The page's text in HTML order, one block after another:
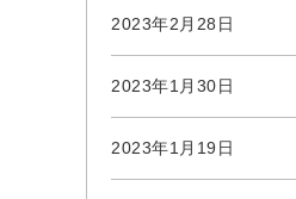
2023年2月28日
2023年1月30日
2023年1月19日